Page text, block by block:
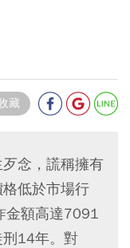
藏
念，謊稱擁有
低於市場行
金額高達7091
14年。對